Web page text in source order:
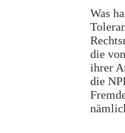
Was
die
ihrer
die